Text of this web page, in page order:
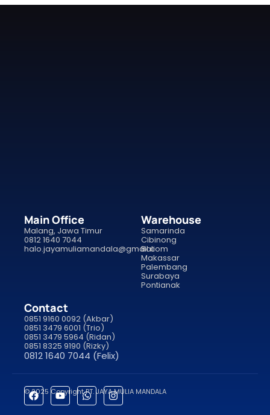
Main Office
Malang, Jawa Timur
0812 1640 7044
halo.jayamuliamandala@gmail.com
Warehouse
Samarinda
Cibinong
Bali
Makassar
Palembang
Surabaya
Pontianak
Contact
0851 9160 0092 (Akbar)
0851 3479 6001 (Trio)
0851 3479 5964 (Ridan)
0851 8325 9190 (Rizky)
0812 1640 7044 (Felix)
© 2025 Copyright PT. JAYA MULIA MANDALA